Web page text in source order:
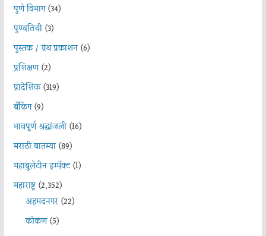
पुणे विभाग(34)
पुण्यतिथी(3)
पुस्तक / ग्रंथ प्रकाशन(6)
प्रशिक्षण(2)
प्रादेशिक(319)
बँकिंग(9)
भावपूर्ण श्रद्धांजली(16)
मराठी बातम्या(89)
महाबुलेटीन इम्पॅक्ट(1)
महाराष्ट्र(2,352)
अहमदनगर(22)
कोकण(5)